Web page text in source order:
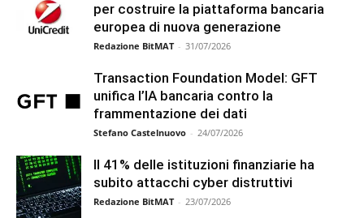
per costruire la piattaforma bancaria
europea di nuova generazione
Redazione BitMAT - 31/07/2026
Transaction Foundation Model: GFT
unifica l’IA bancaria contro la
frammentazione dei dati
Stefano Castelnuovo - 24/07/2026
Il 41% delle istituzioni finanziarie ha
subito attacchi cyber distruttivi
Redazione BitMAT - 23/07/2026